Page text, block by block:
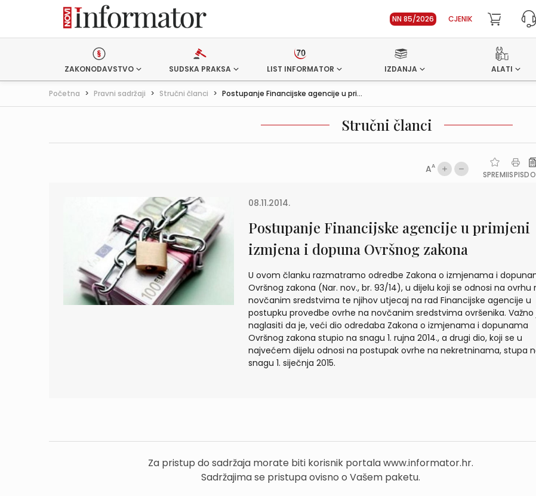
NN 85/2026 CJENIK
ZAKONODAVSTVO SUDSKA PRAKSA LIST INFORMATOR IZDANJA ALATI
Početna > Pravni sadržaji > Stručni članci > Postupanje Financijske agencije u pri...
Stručni članci
AA
SPREMIISPIS
08.11.2014.
Postupanje Financijske agencije u primjeni
izmjena i dopuna Ovršnog zakona
U ovom članku razmatramo odredbe Zakona o izmjenama i
Ovršnog zakona (Nar. nov., br. 93/14), u dijelu koji se odnosi na ovrhu
novčanim sredstvima te njihov utjecaj na rad Financijske agencije u
postupku provedbe ovrhe na novčanim sredstvima ovršenika. Važno
naglasiti da je, veći dio odredaba Zakona o izmjenama i dopunama
Ovršnog zakona stupio na snagu 1. rujna 2014., a drugi dio, koji se u
najvećem dijelu odnosi na postupak ovrhe na nekretninama, stupa
snagu 1. siječnja 2015.
Za pristup do sadržaja morate biti korisnik portala www.informator.hr.
Sadržajima se pristupa ovisno o Vašem paketu.